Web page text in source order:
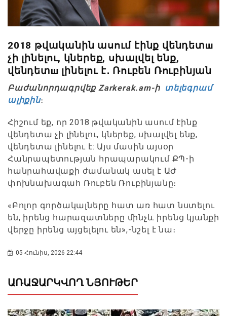
2018 թվականին ասում էինք վենդետш
չի լինելու, կներեք, սխալվել ենք,
վենդետш լինելու է․ Ռուբեն Ռուբինյան
Բաժանորդագրվեք Zarkerak.am-ի տելեգրամ
ալիքին։
Հիշում եք, որ 2018 թվականին ասում էինք
վենդետա չի լինելու, կներեք, սխալվել ենք,
վենդետա լինելու է: Այս մասին այսօր
Հանրապետության հրապարակում ՔՊ-ի
հանրահավաքի ժամանակ ասել է ԱԺ
փոխնախագահ Ռուբեն Ռուբինյանը։
«Բոլոր գործակալները հատ առ հատ նստելու
են, իրենց հարազատները մինչև իրենց կյանքի
վերջը իրենց այցելելու են»,-նշել է նա։
05 Հունիս, 2026 22:44
ԱՌԱՋԱՐԿՎՈՂ ՆՅՈՒԹԵՐ